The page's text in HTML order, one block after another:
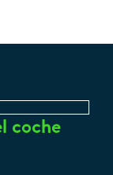
coche